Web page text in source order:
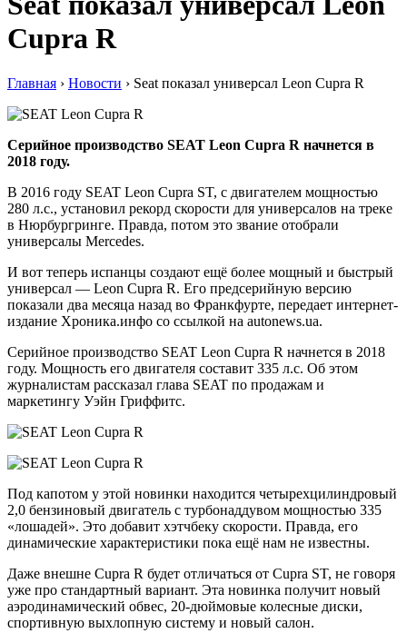
Cupra R
Главная › Новости › Seat показал универсал Leon Cupra R
Серийное производство SEAT Leon Cupra R начнется в
2018 году.
В 2016 году SEAT Leon Cupra ST, с двигателем мощностью
280 л.с., установил рекорд скорости для универсалов на треке
в Нюрбургринге. Правда, потом это звание отобрали
универсалы Mercedes.
И вот теперь испанцы создают ещё более мощный и быстрый
универсал — Leon Cupra R. Его предсерийную версию
показали два месяца назад во Франкфурте, передает интернет-
издание Хроника.инфо со ссылкой на autonews.ua.
Серийное производство SEAT Leon Cupra R начнется в 2018
году. Мощность его двигателя составит 335 л.с. Об этом
журналистам рассказал глава SEAT по продажам и
маркетингу Уэйн Гриффитс.
Под капотом у этой новинки находится четырехцилиндровый
2,0 бензиновый двигатель с турбонаддувом мощностью 335
«лошадей». Это добавит хэтчбеку скорости. Правда, его
динамические характеристики пока ещё нам не известны.
Даже внешне Cupra R будет отличаться от Cupra ST, не говоря
уже про стандартный вариант. Эта новинка получит новый
аэродинамический обвес, 20-дюймовые колесные диски,
спортивную выхлопную систему и новый салон.